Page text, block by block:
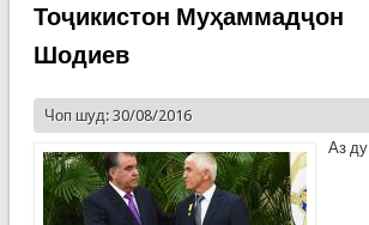
Тоҷикистон Муҳаммадҷон
Шодиев
Чоп шуд: 30/08/2016
Аз ду